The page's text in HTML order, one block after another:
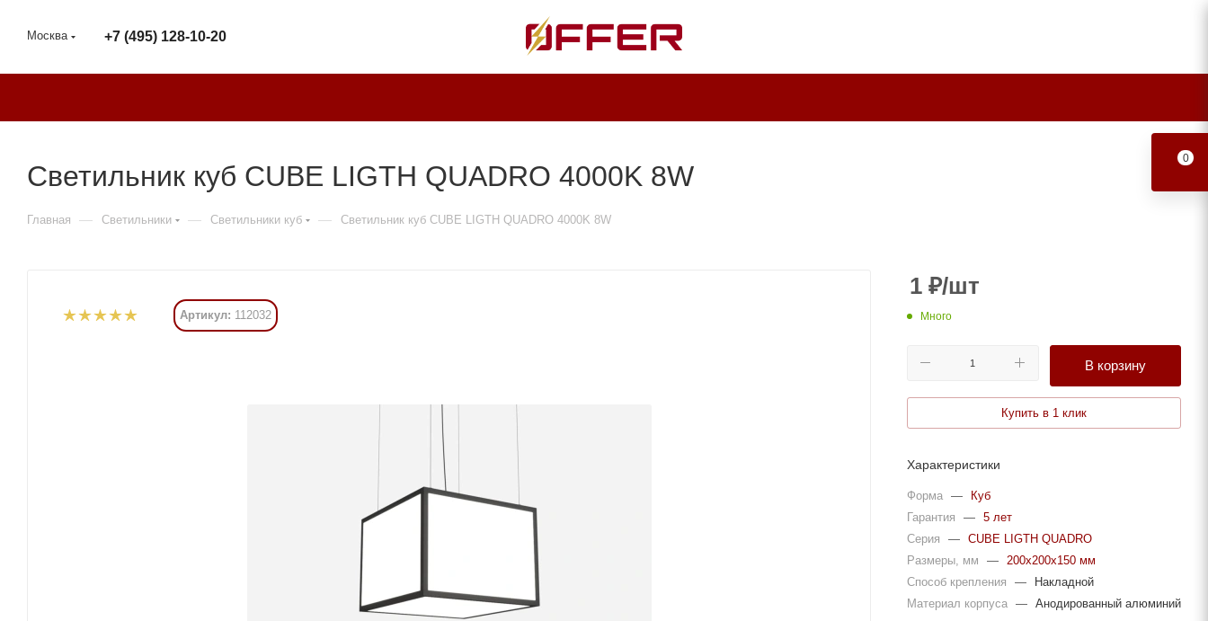
Москва +7 (495) 128-10-20
Светильник куб CUBE LIGTH QUADRO 4000K 8W
Главная — Светильники — Светильники куб — Светильник куб CUBE LIGTH QUADRO 4000K 8W
Артикул: 112032
1 ₽/шт
Много
В корзину
Купить в 1 клик
Характеристики
Форма —
Куб
Гарантия
— 5 лет
Серия
— CUBE LIGTH QUADRO
Размеры, мм
—
200х200х150 мм
Способ крепления
—
Накладной
Материал корпуса — Анодированный алюминий
0